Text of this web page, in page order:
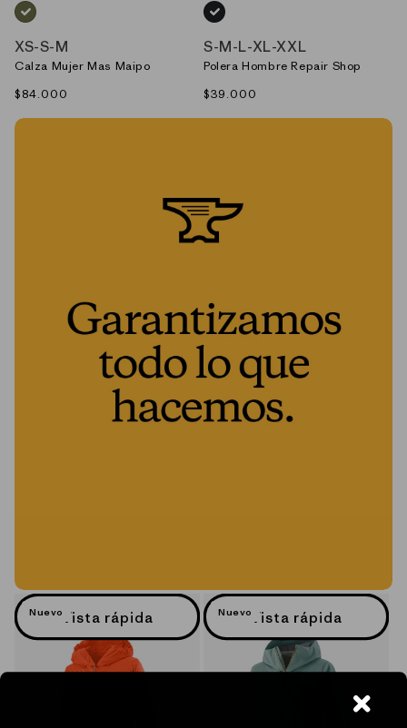
VERDE_(CPRG)
XS-S-M
Calza Mujer Mas Maipo
Precio
$84.000
NEGRO_(INBK)
S-M-L-XL-XXL
Polera Hombre Repair Shop
Precio
$39.000
NuevoVista rápida NuevoVista rápida